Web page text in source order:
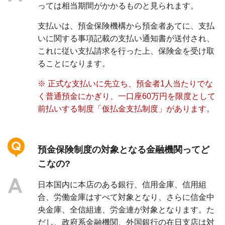
っては相当期間がかかるものと見られます。
支払いは、預金保険機構から預金者あてに、支払
いに関する事項記載の支払い通知書が送付され、
これに従い支払請求を行った上、保険金を受け取
ることになります。
※ 正式な支払いに先立ち、預金者1人当たりでな
く普通預金にかぎり、一口座60万円を限度として
前払いする制度「仮払金支払制度」があります。
預金保険制度の対象となる金融機関ってど
こなの?
日本国内に本店のある銀行、信用金庫、信用組
合、労働金庫はすべて対象となり、さらに信金中
央金庫、全信組連、労金連が対象となります。た
だし、政府系金融機関、外国銀行の在日支店は対